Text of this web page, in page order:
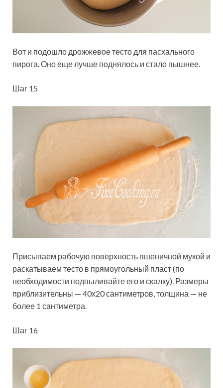
Вот и подошло дрожжевое тесто для пасхального
пирога. Оно еще лучше поднялось и стало пышнее.
Шаг 15
Присыпаем рабочую поверхность пшеничной мукой и
раскатываем тесто в прямоугольный пласт (по
необходимости подпыливайте его и скалку). Размеры
приблизительны — 40х20 сантиметров, толщина — не
более 1 сантиметра.
Шаг 16